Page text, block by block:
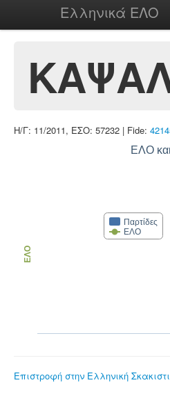
Ελληνικά ΕΛΟ
Η/Γ: 11/2011, ΕΣΟ: 57232 | Fide:
ΕΛΟ
Παρτίδες
ΕΛΟ
ΕΛΟ
Επιστροφή στην Ελληνική